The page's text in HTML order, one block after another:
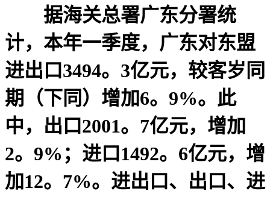
据海关总署广东分署统
计，本年一季度，广东对东盟
进出口3494。3亿元，较客岁同
期（下同）增加6。9%。此
中，出口2001。7亿元，增加
2。9%；进口1492。6亿元，增
加12。7%。进出口、出口、进